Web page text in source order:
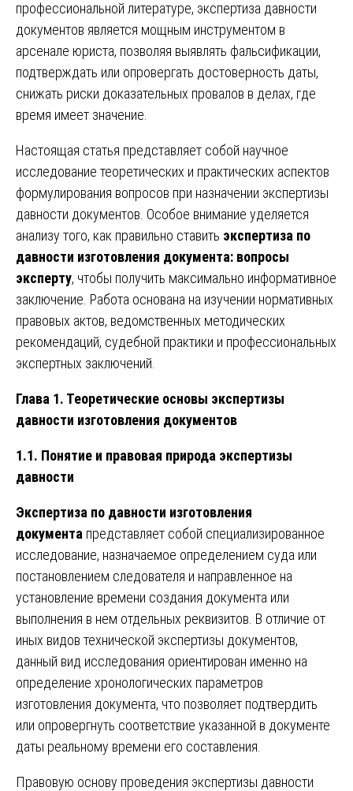
профессиональной литературе, экспертиза давности
документов является мощным инструментом в
арсенале юриста, позволяя выявлять фальсификации,
подтверждать или опровергать достоверность даты,
снижать риски доказательных провалов в делах, где
время имеет значение.
Настоящая статья представляет собой научное
исследование теоретических и практических аспектов
формулирования вопросов при назначении экспертизы
давности документов. Особое внимание уделяется
анализу того, как правильно ставить экспертиза по
давности изготовления документа: вопросы
эксперту, чтобы получить максимально информативное
заключение. Работа основана на изучении нормативных
правовых актов, ведомственных методических
рекомендаций, судебной практики и профессиональных
экспертных заключений.
Глава 1. Теоретические основы экспертизы
давности изготовления документов
1.1. Понятие и правовая природа экспертизы
давности
Экспертиза по давности изготовления
документа представляет собой специализированное
исследование, назначаемое определением суда или
постановлением следователя и направленное на
установление времени создания документа или
выполнения в нем отдельных реквизитов. В отличие от
иных видов технической экспертизы документов,
данный вид исследования ориентирован именно на
определение хронологических параметров
изготовления документа, что позволяет подтвердить
или опровергнуть соответствие указанной в документе
даты реальному времени его составления.
Правовую основу проведения экспертизы давности